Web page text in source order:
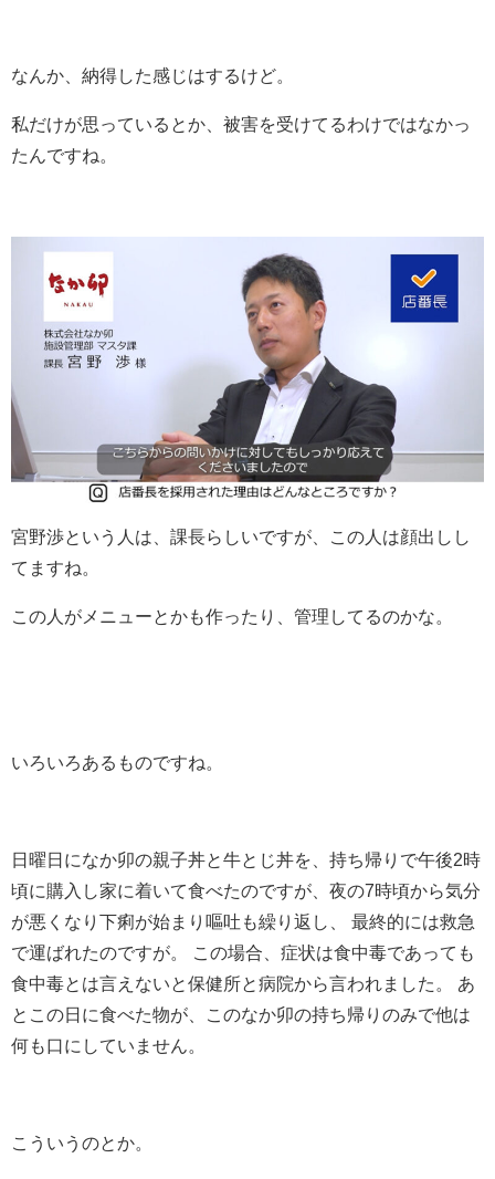
なんか、納得した感じはするけど。
私だけが思っているとか、被害を受けてるわけではなかっ
たんですね。
宮野渉という人は、課長らしいですが、この人は顔出しし
てますね。
この人がメニューとかも作ったり、管理してるのかな。
いろいろあるものですね。
日曜日になか卯の親子丼と牛とじ丼を、持ち帰りで午後2時
頃に購入し家に着いて食べたのですが、夜の7時頃から気分
が悪くなり下痢が始まり嘔吐も繰り返し、 最終的には救急
で運ばれたのですが。 この場合、症状は食中毒であっても
食中毒とは言えないと保健所と病院から言われました。 あ
とこの日に食べた物が、このなか卯の持ち帰りのみで他は
何も口にしていません。
こういうのとか。